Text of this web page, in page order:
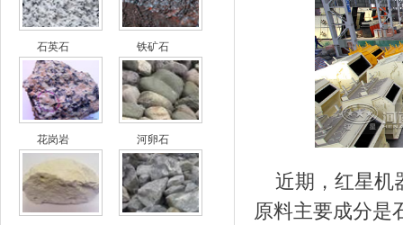
石英石 铁矿石
花岗岩 河卵石
近期，红星机
原料主要成分是